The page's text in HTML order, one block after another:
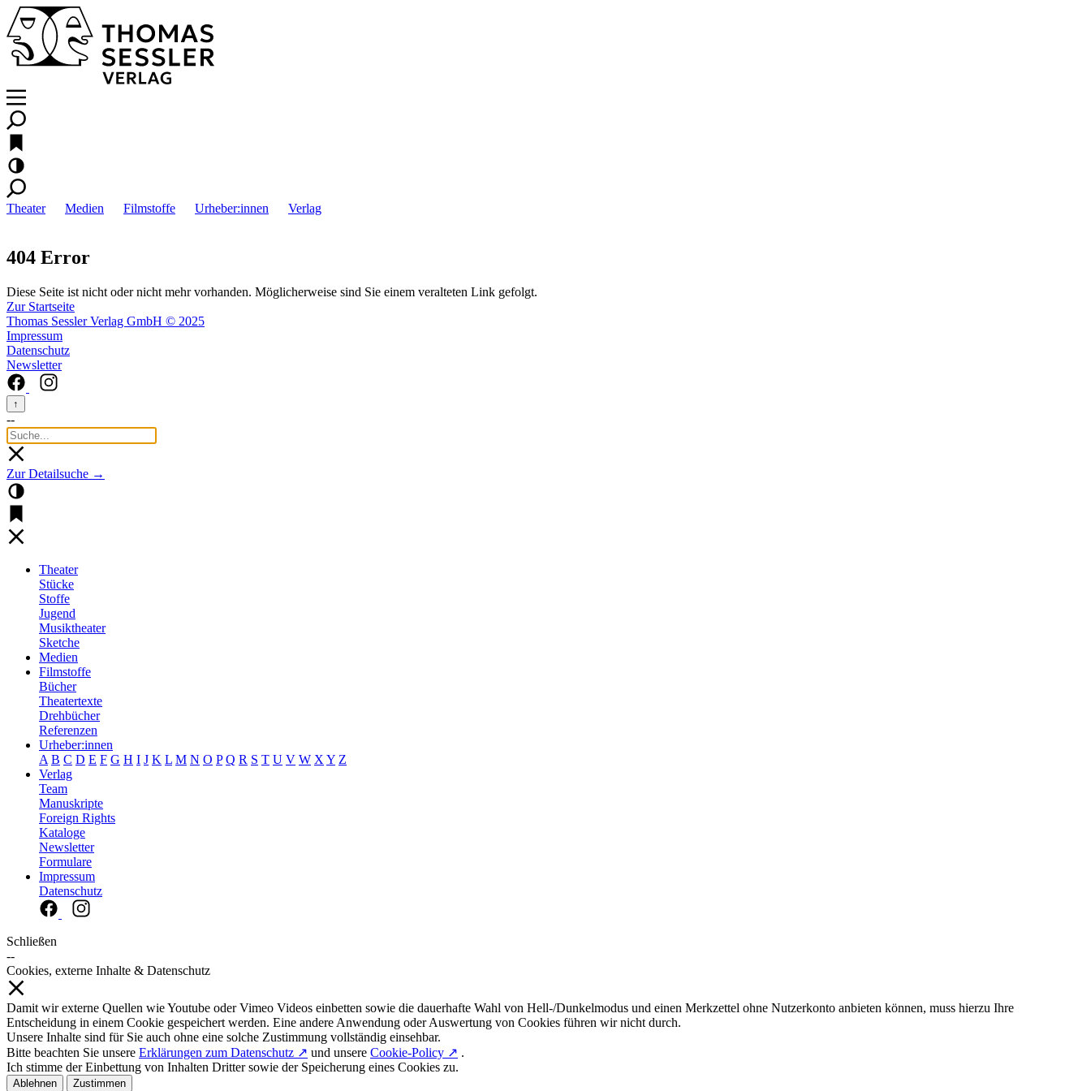
Theater Medien Filmstoffe Urheber:innen Verlag
404 Error
Diese Seite ist nicht oder nicht mehr vorhanden. Möglicherweise sind Sie einem veralteten Link gefolgt.
Zur Startseite
Thomas Sessler Verlag GmbH © 2025
Impressum
Datenschutz
Newsletter
↑
--
Zur Detailsuche →
Theater
Stücke
Stoffe
Jugend
Musiktheater
Sketche
Medien
Filmstoffe
Bücher
Theatertexte
Drehbücher
Referenzen
Urheber:innen
A B C D E F G H I J K L M N O P Q R S T U V W X Y Z
Verlag
Team
Manuskripte
Foreign Rights
Kataloge
Newsletter
Formulare
Impressum
Datenschutz
Schließen
--
Cookies, externe Inhalte & Datenschutz
Damit wir externe Quellen wie Youtube oder Vimeo Videos einbetten sowie die dauerhafte Wahl von Hell-/Dunkelmodus und einen Merkzettel ohne Nutzerkonto anbieten können, muss hierzu Ihre
Entscheidung in einem Cookie gespeichert werden. Eine andere Anwendung oder Auswertung von Cookies führen wir nicht durch.
Unsere Inhalte sind für Sie auch ohne eine solche Zustimmung vollständig einsehbar.
Bitte beachten Sie unsere Erklärungen zum Datenschutz ↗ und unsere Cookie-Policy ↗ .
Ich stimme der Einbettung von Inhalten Dritter sowie der Speicherung eines Cookies zu.
Ablehnen Zustimmen